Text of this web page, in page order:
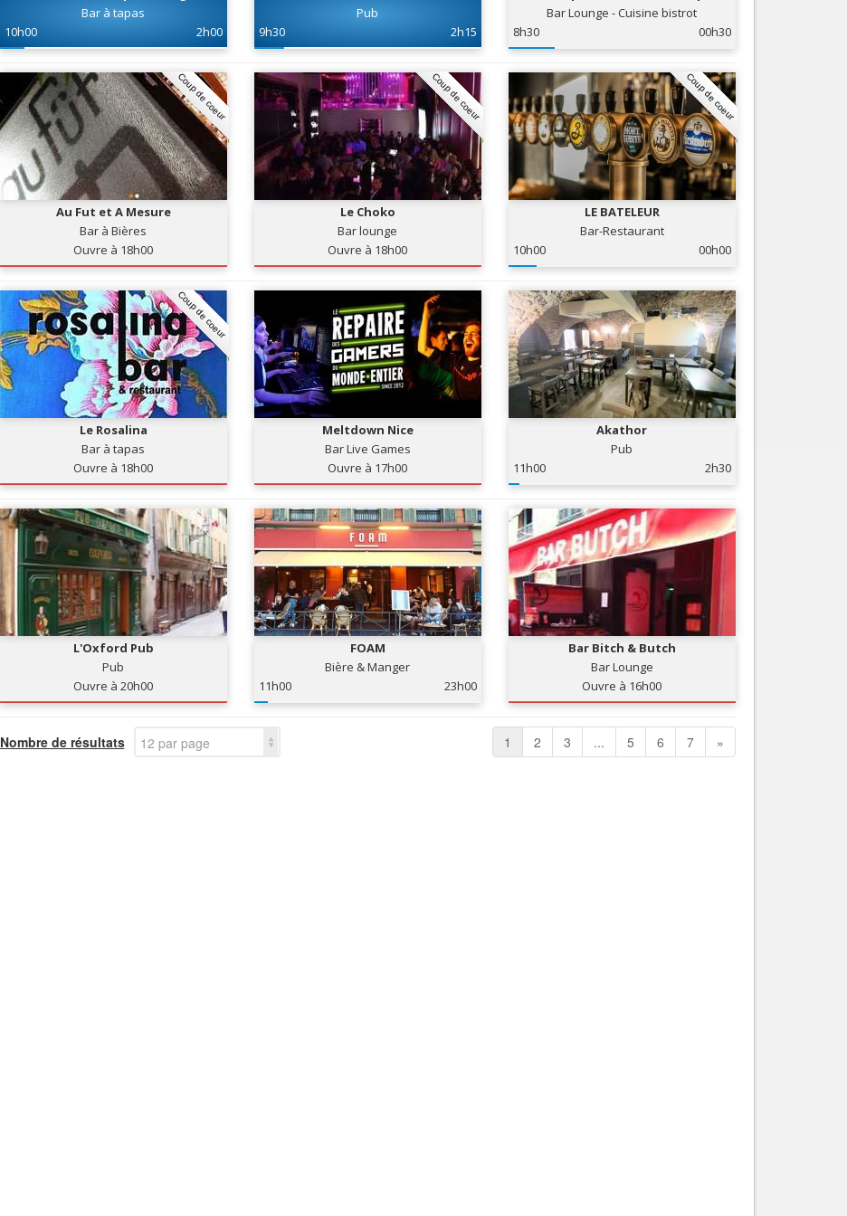
Services
Tourisme, ...
Nice Aéroport
Bar à tapas
10h00
2h00
Pub
9h30
2h15
Bar Lounge - Cuisine bistrot
8h30
00h30
Coup de coeur
Au Fut et A Mesure
Bar à Bières
Ouvre à 18h00
Coup de coeur
Le Choko
Bar lounge
Ouvre à 18h00
Coup de coeur
LE BATELEUR
Bar-Restaurant
10h00
00h00
Coup de coeur
Le Rosalina
Bar à tapas
Ouvre à 18h00
Meltdown Nice
Bar Live Games
Ouvre à 17h00
Akathor
Pub
11h00
2h30
L'Oxford Pub
Pub
Ouvre à 20h00
FOAM
Bière & Manger
11h00
23h00
Bar Bitch & Butch
Bar Lounge
Ouvre à 16h00
Nombre de résultats 12 par page 1 2 3 ... 5 6 7 »